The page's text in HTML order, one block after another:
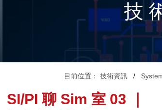
技
目前位置： 技術資訊
SI/PI 聊 Sim 室 03 ｜